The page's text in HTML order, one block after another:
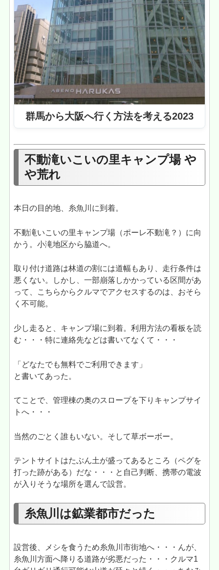
群馬から大阪へ行く方法を考える2023
不動滝いこいの里キャンプ場 や
や荒れ
本日の目的地、糸魚川に到着。
不動滝いこいの里キャンプ場（ポーレ不動滝？）に向
かう。小滝地区から脇道へ。
取り付け道路は林道の割には道幅もあり、走行条件は
悪くない。しかし、一部崩落しかかっている区間があ
って、こちらからクルマでアクセスするのは、おそら
く不可能。
少し走ると、キャンプ場に到着。利用方法の看板を読
む・・・特に連絡先などは書いてなくて・・・
「どなたでも無料でご利用できます」
と書いてあった。
てことで、管理棟の奥のスロープを下りキャンプサイ
トへ・・・
当然のごとく誰もいない。そして草ボーボー。
テントサイトはたぶん土が盛ってあるところ（ペグを
打った跡がある）だな・・・と自己判断、携帯の電波
が入りそうな場所を選んで設営。
糸魚川は鉱業都市だった
設営後、メシを食うため糸魚川市街地へ・・・んが、
糸魚川方面へ降りる道路が劣悪だった・・・クルマ1